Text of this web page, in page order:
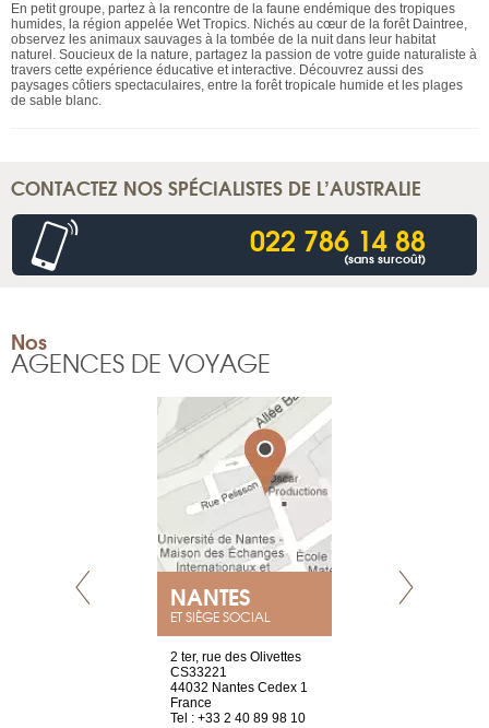
En petit groupe, partez à la rencontre de la faune endémique des tropiques
humides, la région appelée Wet Tropics. Nichés au cœur de la forêt Daintree,
observez les animaux sauvages à la tombée de la nuit dans leur habitat
naturel. Soucieux de la nature, partagez la passion de votre guide naturaliste à
travers cette expérience éducative et interactive. Découvrez aussi des
paysages côtiers spectaculaires, entre la forêt tropicale humide et les plages
de sable blanc.
CONTACTEZ NOS SPÉCIALISTES DE L’AUSTRALIE
022 786 14 88
(sans surcoût)
Nos
AGENCES DE VOYAGE
NANTES
ET SIÈGE SOCIAL
2 ter, rue des Olivettes
CS33221
44032 Nantes Cedex 1
France
Tel : +33 2 40 89 98 10